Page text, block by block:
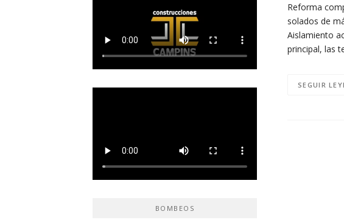
Reforma
solados de
Aislamiento
principal, las
SEGUIR
BOMBEOS